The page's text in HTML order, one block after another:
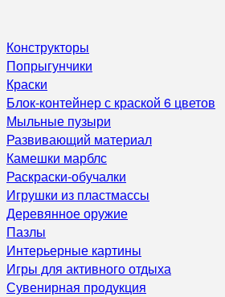
Конструкторы
Попрыгунчики
Краски
Блок-контейнер с краской 6 цветов
Мыльные пузыри
Развивающий материал
Камешки марблс
Раскраски-обучалки
Игрушки из пластмассы
Деревянное оружие
Пазлы
Интерьерные картины
Игры для активного отдыха
Сувенирная продукция